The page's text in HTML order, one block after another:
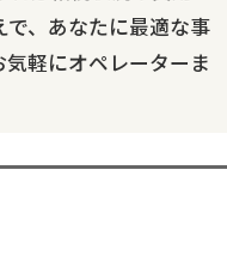
、あなたに最適な事
軽にオペレーターま